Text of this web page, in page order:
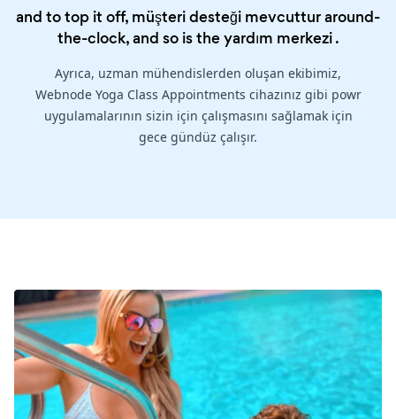
and to top it off, müşteri desteği mevcuttur around-
the-clock, and so is theyardım merkezi.
Ayrıca, uzman mühendislerden oluşan ekibimiz,
Webnode Yoga Class Appointments cihazınız gibi powr
uygulamalarının sizin için çalışmasını sağlamak için
gece gündüz çalışır.